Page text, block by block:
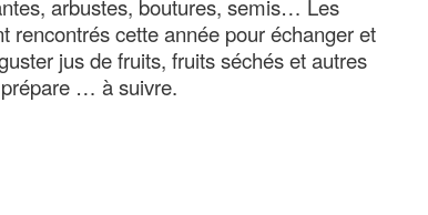
arbustes, boutures, semis… Les
rencontrés cette année pour échanger et
jus de fruits, fruits séchés et autres
… à suivre.